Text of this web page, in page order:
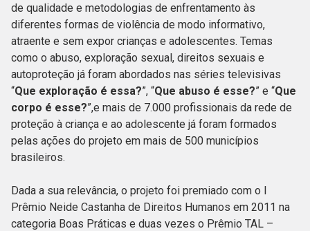
de qualidade e metodologias de enfrentamento às
diferentes formas de violência de modo informativo,
atraente e sem expor crianças e adolescentes. Temas
como o abuso, exploração sexual, direitos sexuais e
autoproteção já foram abordados nas séries televisivas
“Que exploração é essa?”, “Que abuso é esse?” e “Que
corpo é esse?”,e mais de 7.000 profissionais da rede de
proteção à criança e ao adolescente já foram formados
pelas ações do projeto em mais de 500 municípios
brasileiros.
Dada a sua relevância, o projeto foi premiado com o I
Prêmio Neide Castanha de Direitos Humanos em 2011 na
categoria Boas Práticas e duas vezes o Prêmio TAL –